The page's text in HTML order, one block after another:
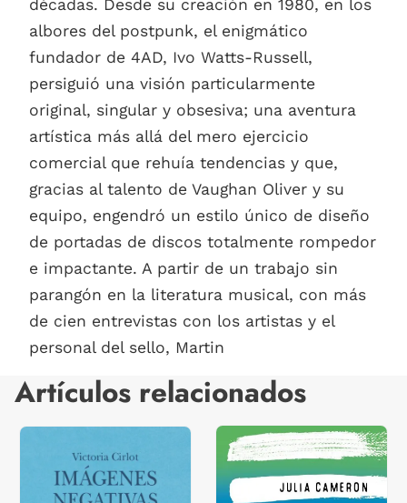
décadas. Desde su creación en 1980, en los
albores del postpunk, el enigmático
fundador de 4AD, Ivo Watts-Russell,
persiguió una visión particularmente
original, singular y obsesiva; una aventura
artística más allá del mero ejercicio
comercial que rehuía tendencias y que,
gracias al talento de Vaughan Oliver y su
equipo, engendró un estilo único de diseño
de portadas de discos totalmente rompedor
e impactante. A partir de un trabajo sin
parangón en la literatura musical, con más
de cien entrevistas con los artistas y el
personal del sello, Martin
Artículos relacionados